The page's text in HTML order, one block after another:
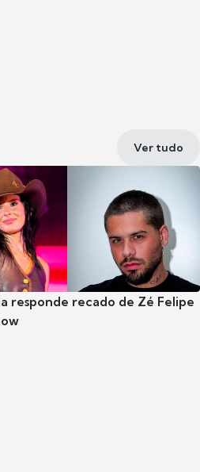
Ver tudo
responde recado de Zé Felipe